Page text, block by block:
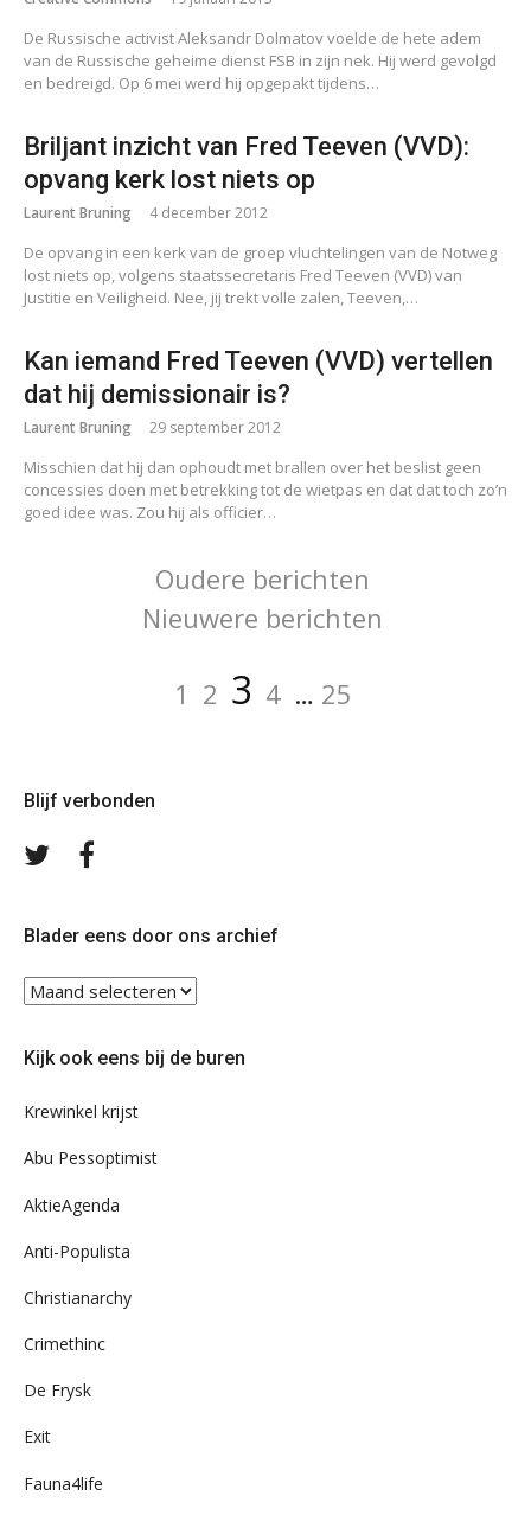
De Russische activist Aleksandr Dolmatov voelde de hete adem
van de Russische geheime dienst FSB in zijn nek. Hij werd gevolgd
en bedreigd. Op 6 mei werd hij opgepakt tijdens…
Briljant inzicht van Fred Teeven (VVD):
opvang kerk lost niets op
Laurent Bruning 4 december 2012
De opvang in een kerk van de groep vluchtelingen van de Notweg
lost niets op, volgens staatssecretaris Fred Teeven (VVD) van
Justitie en Veiligheid. Nee, jij trekt volle zalen, Teeven,…
Kan iemand Fred Teeven (VVD) vertellen
dat hij demissionair is?
Laurent Bruning 29 september 2012
Misschien dat hij dan ophoudt met brallen over het beslist geen
concessies doen met betrekking tot de wietpas en dat dat toch zo’n
goed idee was. Zou hij als officier…
Berichtennavigatie
Oudere berichten
Nieuwere berichten
Pagina
1 Pagina
2 Pagina
3 Pagina
4 … Pagina
25
Blijf verbonden
Volg
Blader eens door ons archief
Blader
ons
Kijk ook eens bij de buren
Krewinkel krijst
Abu Pessoptimist
AktieAgenda
Anti-Populista
Christianarchy
Crimethinc
De Frysk
Exit
Fauna4life